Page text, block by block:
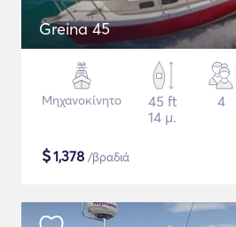
Greina 45
Μηχανοκίνητο
45 ft
14 μ.
4
$1,378 /βραδιά